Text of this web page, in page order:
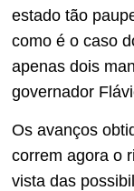
estado tão
como é o caso
apenas dois
governador
Os avanços
correm agora o
vista das